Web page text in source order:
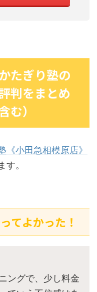
たぎり塾の
判をまとめ
む）
《小田急相模原店》
。
てよかった！
ングで、少し料金